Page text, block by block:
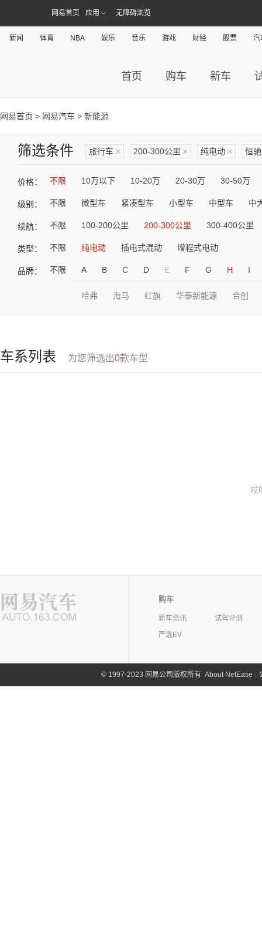
网易首页 应用 无障碍浏览
新闻 体育 NBA 娱乐 音乐 游戏 财经 股票 汽
首页 购车 新车
网易首页 > 网易汽车 > 新能源
筛选条件 旅行车 × 200-300公里 × 纯电动 × 恒驰
价格： 不限 10万以下 10-20万 20-30万 30-50万
级别： 不限 微型车 紧凑型车 小型车 中型车 中
续航： 不限 100-200公里 200-300公里 300-400公里
类型： 不限 纯电动 插电式混动 增程式电动
品牌： 不限 A B C D E F G H I
哈弗 海马 红旗 华泰新能源 合创
车系列表 为您筛选出0款车型
哎
购车
新车资讯
试驾评测
严选EV
©1997-2023 网易公司版权所有 About NetEase